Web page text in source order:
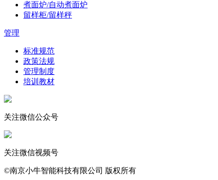
煮面炉/自动煮面炉
留样柜/留样秤
管理
标准规范
政策法规
管理制度
培训教材
关注微信公众号
关注微信视频号
©南京小牛智能科技有限公司 版权所有